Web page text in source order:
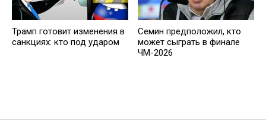
Трамп готовит изменения в
санкциях: кто под ударом
Семин предположил, кто
может сыграть в финале
ЧМ-2026